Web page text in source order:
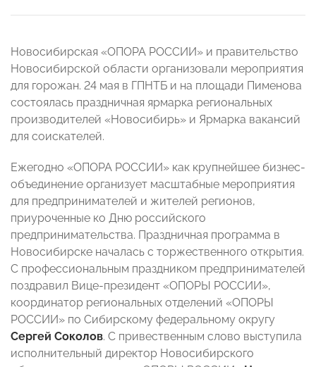
Новосибирская «ОПОРА РОССИИ» и правительство
Новосибирской области организовали мероприятия
для горожан. 24 мая в ГПНТБ и на площади Пименова
состоялась праздничная ярмарка региональных
производителей «Новосибирь» и Ярмарка вакансий
для соискателей.
Ежегодно «ОПОРА РОССИИ» как крупнейшее бизнес-
объединение организует масштабные мероприятия
для предпринимателей и жителей регионов,
приуроченные ко Дню российского
предпринимательства. Праздничная программа в
Новосибирске началась с торжественного открытия.
С профессиональным праздником предпринимателей
поздравил Вице-президент «ОПОРЫ РОССИИ»,
координатор региональных отделений «ОПОРЫ
РОССИИ» по Сибирскому федеральному округу
Сергей Соколов. С привественным слово выступила
исполнительный директор Новосибирского